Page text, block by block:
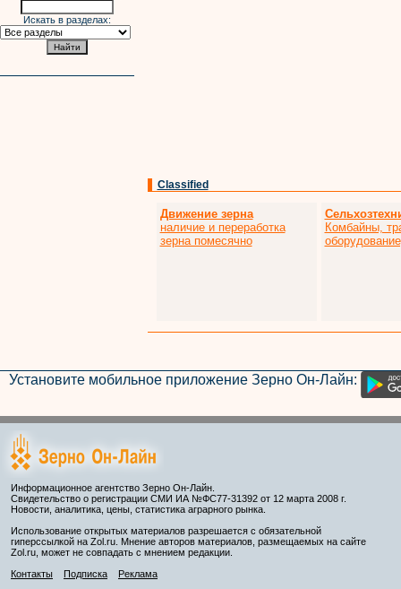
Искать в разделах:
Classified
Движение зерна
наличие и переработка
зерна помесячно
Комбайны,
Установите мобильное приложение Зерно Он-Лайн:
Информационное агентство Зерно Он-Лайн.
Свидетельство о регистрации СМИ ИА №ФС77-31392 от 12 марта 2008 г.
Новости, аналитика, цены, статистика аграрного рынка.
Использование открытых материалов разрешается с обязательной
гиперссылкой на Zol.ru. Мнение авторов материалов, размещаемых на сайте
Zol.ru, может не совпадать с мнением редакции.
Контакты
Подписка Реклама